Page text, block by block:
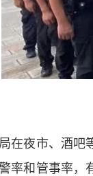
夜市、酒吧等
率和管事率，